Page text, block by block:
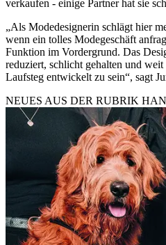
verkaufen - einige Partner hat sie
„Als Modedesignerin schlägt hier
wenn ein tolles Modegeschäft
Funktion im Vordergrund. Das
reduziert, schlicht gehalten und
Laufsteg entwickelt zu sein“, sagt
NEUES AUS DER RUBRIK